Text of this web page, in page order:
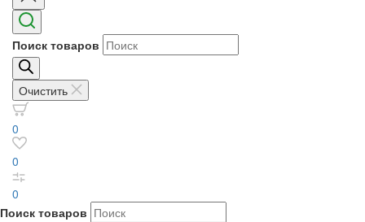
Поиск товаров
Очистить
0
0
0
Поиск товаров